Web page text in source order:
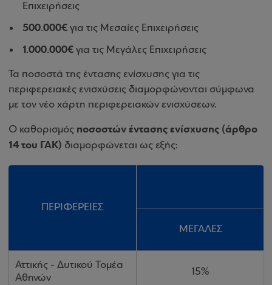
Επιχειρήσεις
500.000€ για τις Μεσαίες Επιχειρήσεις
1.000.000€ για τις Μεγάλες Επιχειρήσεις
Τα ποσοστά της έντασης ενίσχυσης για τις
περιφερειακές ενισχύσεις διαμορφώνονται σύμφωνα
με τον νέο χάρτη περιφερειακών ενισχύσεων.
Ο καθορισμός ποσοστών έντασης ενίσχυσης (άρθρο
14 του ΓΑΚ) διαμορφώνεται ως εξής:
ΠΕΡΙΦΕΡΕΙΕΣ
ΜΕΓΑΛΕΣ
Αττικής - Δυτικού Τομέα
Αθηνών
15%